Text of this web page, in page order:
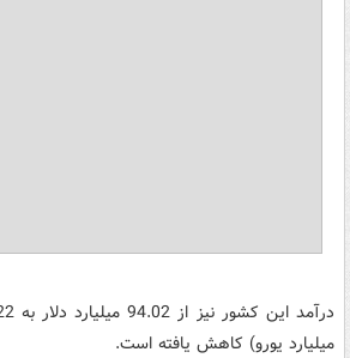
میلیارد یورو) کاهش یافته است.